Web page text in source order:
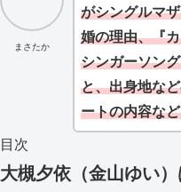
まさたか
がシングルマ
婚の理由、『
シンガーソン
と、出身地な
ートの内容な
目次
大槻夕依（金山ゆい